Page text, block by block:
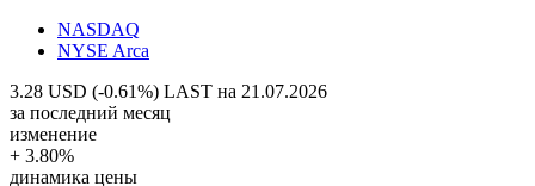
NASDAQ
NYSE Arca
3.28 USD (-0.61%) LAST на 21.07.2026
за последний месяц
изменение
+ 3.80%
динамика цены